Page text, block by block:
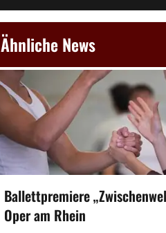
Ähnliche News
Ballettpremiere
Oper am Rhein